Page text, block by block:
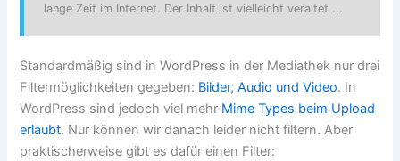
lange Zeit im Internet. Der Inhalt ist vielleicht veraltet ...
Standardmäßig sind in WordPress in der Mediathek nur drei
Filtermöglichkeiten gegeben: Bilder, Audio und Video. In
WordPress sind jedoch viel mehr Mime Types beim Upload
erlaubt. Nur können wir danach leider nicht filtern. Aber
praktischerweise gibt es dafür einen Filter: